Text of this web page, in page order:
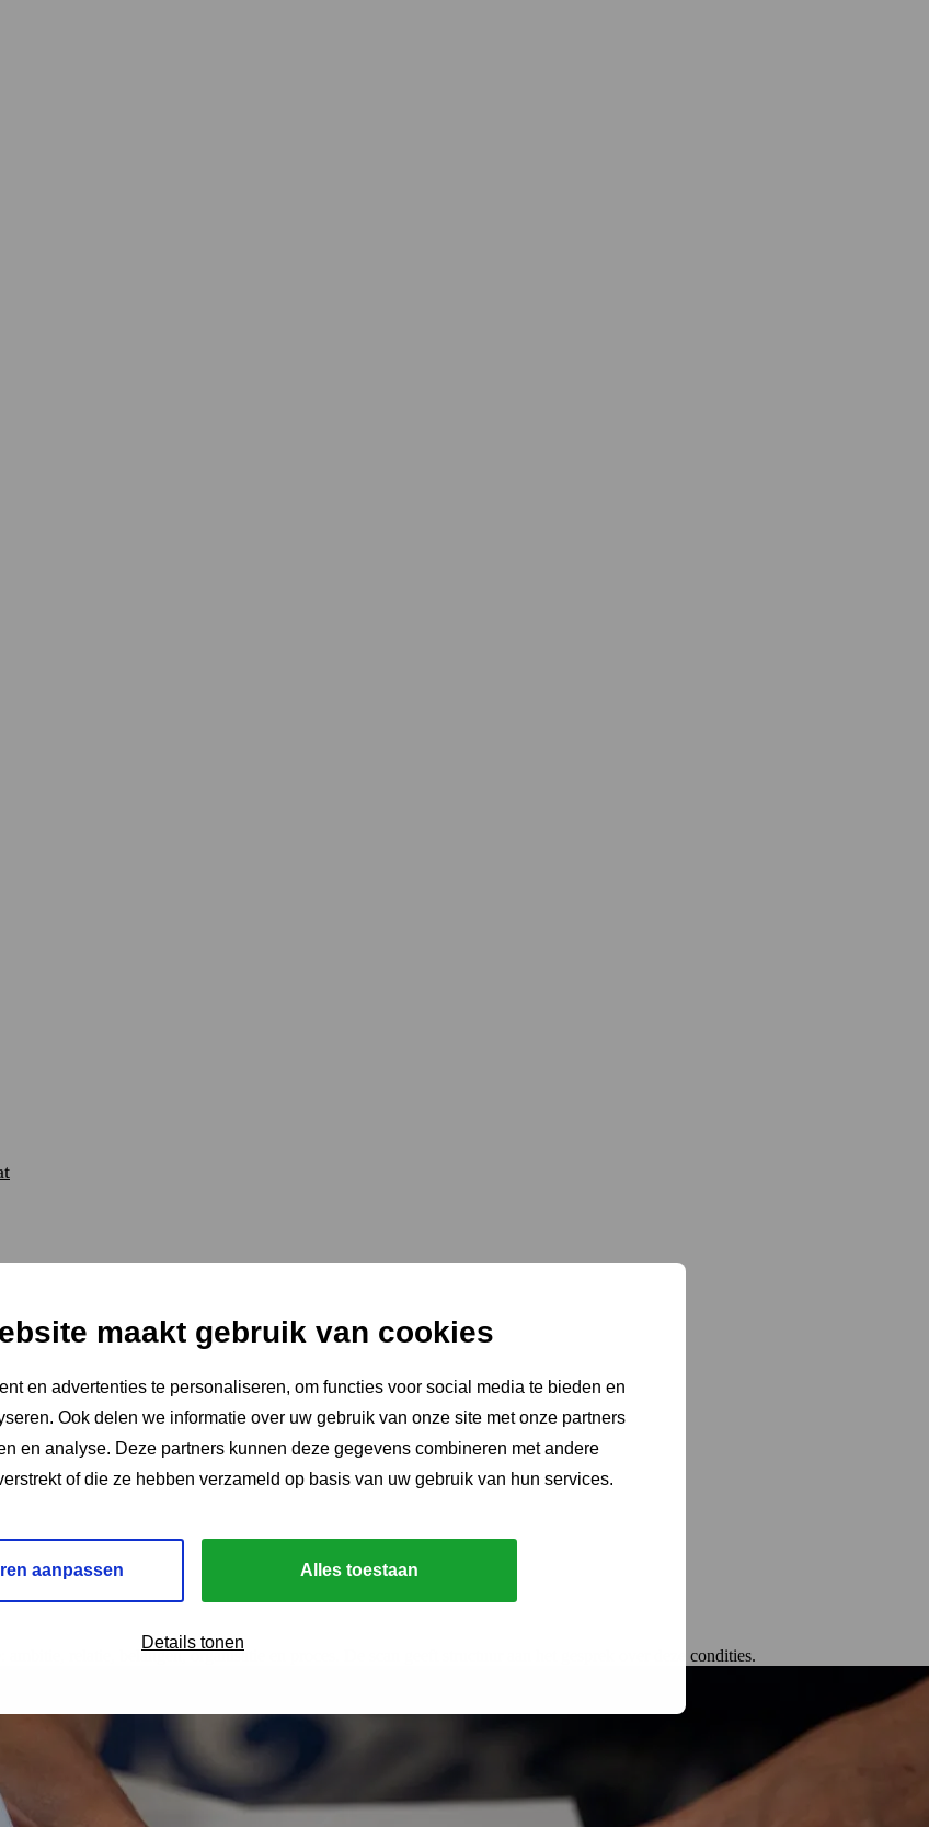
maakt gebruik van cookies
en advertenties te personaliseren, om functies voor social media te bieden en
Ook delen we informatie over uw gebruik van onze site met onze partners
en analyse. Deze partners kunnen deze gegevens combineren met andere
of die ze hebben verzameld op basis van uw gebruik van hun services.
aanpassen Alles toestaan
Details tonen
relatie, belangen, organisatie en proces. De scan geeft structuur aan het gesprek over deze condities.